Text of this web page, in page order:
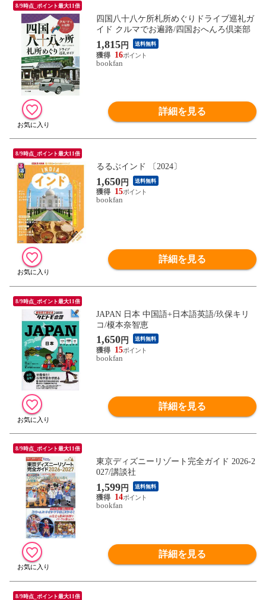
8/9時点_ポイント最大11倍
四国八十八ケ所札所めぐりドライブ巡礼ガ
イド クルマでお遍路/四国おへんろ倶楽部
1,815円 送料無料
16
bookfan
詳細を見る
8/9時点_ポイント最大11倍
るるぶインド 〔2024〕
1,650円 送料無料
15
bookfan
詳細を見る
8/9時点_ポイント最大11倍
JAPAN 日本 中国語+日本語英語/玖保キリ
コ/榎本奈智恵
1,650円 送料無料
15
bookfan
詳細を見る
8/9時点_ポイント最大11倍
東京ディズニーリゾート完全ガイド 2026-2
027/講談社
1,599円 送料無料
14
bookfan
詳細を見る
8/9時点_ポイント最大11倍